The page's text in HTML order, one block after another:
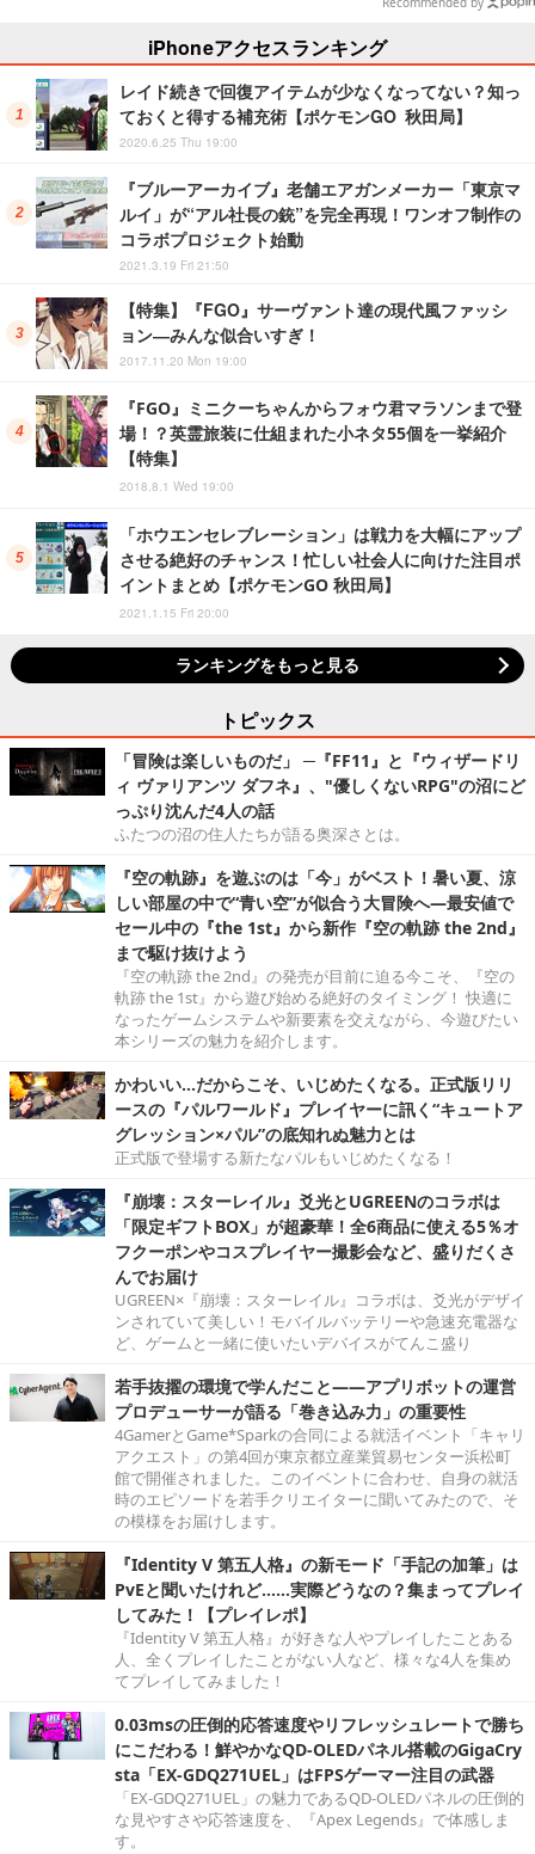
iPhoneアクセスランキング
レイド続きで回復アイテムが少なくなってない？知っ
ておくと得する補充術【ポケモンGO 秋田局】
2020.6.25 Thu 19:00
『ブルーアーカイブ』老舗エアガンメーカー「東京マ
ルイ」が“アル社長の銃”を完全再現！ワンオフ制作の
コラボプロジェクト始動
2021.3.19 Fri 21:50
【特集】『FGO』サーヴァント達の現代風ファッシ
ョン―みんな似合いすぎ！
2017.11.20 Mon 19:00
『FGO』ミニクーちゃんからフォウ君マラソンまで登
場！？英霊旅装に仕組まれた小ネタ55個を一挙紹介
【特集】
2018.8.1 Wed 19:00
「ホウエンセレブレーション」は戦力を大幅にアップ
させる絶好のチャンス！忙しい社会人に向けた注目ポ
イントまとめ【ポケモンGO 秋田局】
2021.1.15 Fri 20:00
ランキングをもっと見る
トピックス
「冒険は楽しいものだ」 ─『FF11』と『ウィザードリ
ィ ヴァリアンツ ダフネ』、"優しくないRPG"の沼にど
っぷり沈んだ4人の話
ふたつの沼の住人たちが語る奥深さとは。
『空の軌跡』を遊ぶのは「今」がベスト！暑い夏、涼
しい部屋の中で“青い空”が似合う大冒険へ―最安値で
セール中の『the 1st』から新作『空の軌跡 the 2nd』
まで駆け抜けよう
『空の軌跡 the 2nd』の発売が目前に迫る今こそ、『空の
軌跡 the 1st』から遊び始める絶好のタイミング！ 快適に
なったゲームシステムや新要素を交えながら、今遊びたい
本シリーズの魅力を紹介します。
かわいい…だからこそ、いじめたくなる。正式版リリ
ースの『パルワールド』プレイヤーに訊く“キュートア
グレッション×パル”の底知れぬ魅力とは
正式版で登場する新たなパルもいじめたくなる！
『崩壊：スターレイル』爻光とUGREENのコラボは
「限定ギフトBOX」が超豪華！全6商品に使える5％オ
フクーポンやコスプレイヤー撮影会など、盛りだくさ
んでお届け
UGREEN×『崩壊：スターレイル』コラボは、爻光がデザイ
ンされていて美しい！モバイルバッテリーや急速充電器な
ど、ゲームと一緒に使いたいデバイスがてんこ盛り
若手抜擢の環境で学んだこと――アプリボットの運営
プロデューサーが語る「巻き込み力」の重要性
4GamerとGame*Sparkの合同による就活イベント「キャリ
アクエスト」の第4回が東京都立産業貿易センター浜松町
館で開催されました。このイベントに合わせ、自身の就活
時のエピソードを若手クリエイターに聞いてみたので、そ
の模様をお届けします。
『Identity V 第五人格』の新モード「手記の加筆」は
PvEと聞いたけれど……実際どうなの？集まってプレイ
してみた！【プレイレポ】
『Identity V 第五人格』が好きな人やプレイしたことある
人、全くプレイしたことがない人など、様々な4人を集め
てプレイしてみました！
0.03msの圧倒的応答速度やリフレッシュレートで勝ち
にこだわる！鮮やかなQD-OLEDパネル搭載のGigaCry
sta「EX-GDQ271UEL」はFPSゲーマー注目の武器
「EX-GDQ271UEL」の魅力であるQD-OLEDパネルの圧倒的
な見やすさや応答速度を、『Apex Legends』で体感しま
す。